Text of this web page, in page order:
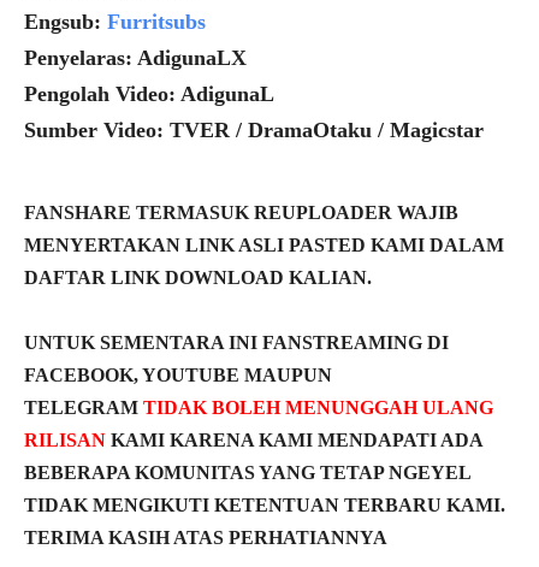
Engsub: Furritsubs
Penyelaras: AdigunaLX
Pengolah Video: AdigunaL
Sumber Video: TVER / DramaOtaku / Magicstar
FANSHARE TERMASUK REUPLOADER WAJIB
MENYERTAKAN LINK ASLI PASTED KAMI DALAM
DAFTAR LINK DOWNLOAD KALIAN.
UNTUK SEMENTARA INI FANSTREAMING DI
FACEBOOK, YOUTUBE MAUPUN
TELEGRAM TIDAK BOLEH MENUNGGAH ULANG
RILISAN KAMI KARENA KAMI MENDAPATI ADA
BEBERAPA KOMUNITAS YANG TETAP NGEYEL
TIDAK MENGIKUTI KETENTUAN TERBARU KAMI.
TERIMA KASIH ATAS PERHATIANNYA